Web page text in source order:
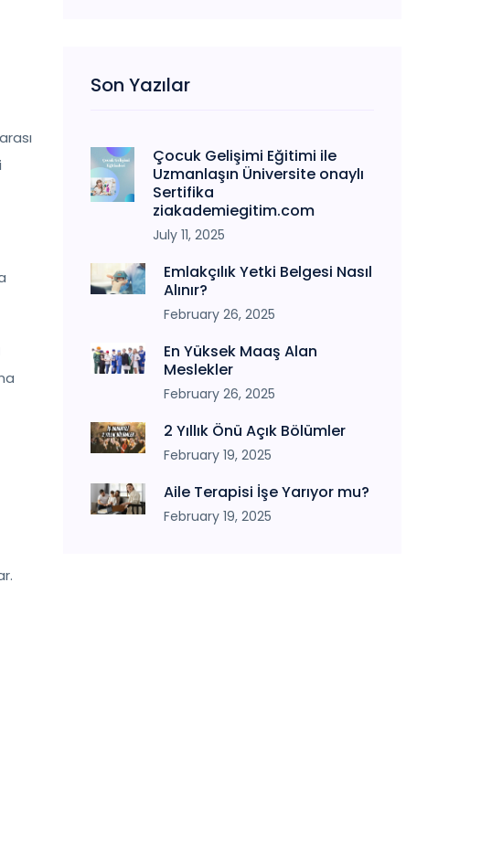
Son Yazılar
Çocuk Gelişimi Eğitimi ile
Uzmanlaşın Üniversite onaylı
Sertifika
ziakademiegitim.com
July 11, 2025
Emlakçılık Yetki Belgesi Nasıl
Alınır?
February 26, 2025
En Yüksek Maaş Alan
Meslekler
February 26, 2025
2 Yıllık Önü Açık Bölümler
February 19, 2025
Aile Terapisi İşe Yarıyor mu?
February 19, 2025